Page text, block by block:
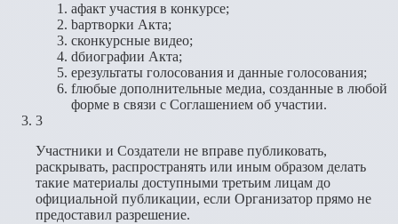
aфакт участия в конкурсе;
bартворки Акта;
cконкурсные видео;
dбиографии Акта;
eрезультаты голосования и данные голосования;
fлюбые дополнительные медиа, созданные в любой
форме в связи с Соглашением об участии.
3
Участники и Создатели не вправе публиковать,
раскрывать, распространять или иным образом делать
такие материалы доступными третьим лицам до
официальной публикации, если Организатор прямо не
предоставил разрешение.